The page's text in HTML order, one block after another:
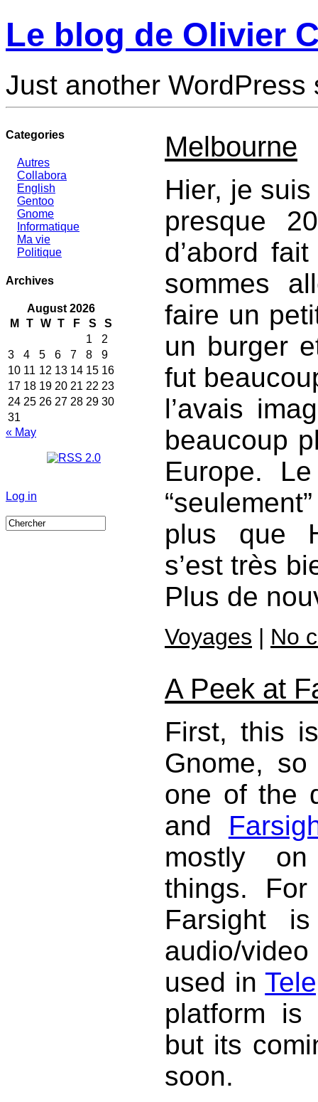
Le blog de Olivier
Just another WordPress
Categories
Autres
Collabora
English
Gentoo
Gnome
Informatique
Ma vie
Politique
Archives
August 2026
M
T W T F S
S
1
2
3
4 5 6 7 8
9
10 11 12 13 14 15 16
17 18 19 20 21 22 23
24 25 26 27 28 29 30
31
« May
Log in
Melbourne
Hier, je
presque
d’abord
sommes
faire un
un burger
fut
l’avais
beaucoup
Europe.
plus que
s’est très
Plus de
Voyages | No
A Peek at
First, this
Gnome, so
one of the
and
mostly
things.
Farsight
audio/
used in
platform is
but its
soon.